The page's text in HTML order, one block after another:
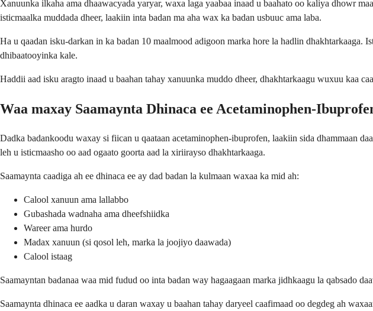
Xanuunka ilkaha ama dhaawacyada yaryar, waxa laga yaabaa inaad u baahato oo kaliya dhowr
isticmaalka muddada dheer, laakiin inta badan ma aha wax ka badan usbuuc ama laba.
Ha u qaadan isku-darkan in ka badan 10 maalmood adigoon marka hore la hadlin
dhibaatooyinka kale.
Haddii aad isku aragto inaad u baahan tahay xanuunka muddo dheer, dhakhtarkaagu wuxuu kaa
Waa maxay Saamaynta Dhinaca ee Acetaminophen-
Dadka badankoodu waxay si fiican u qaataan acetaminophen-ibuprofen, laakiin sida dhammaan
leh u isticmaasho oo aad ogaato goorta aad la xiriirayso dhakhtarkaaga.
Saamaynta caadiga ah ee dhinaca ee ay dad badan la kulmaan waxaa ka mid ah:
Calool xanuun ama lallabbo
Gubashada wadnaha ama dheefshiidka
Wareer ama hurdo
Madax xanuun (si qosol leh, marka la joojiyo daawada)
Calool istaag
Saamayntan badanaa waa mid fudud oo inta badan way hagaagaan marka jidhkaagu la qabsado
Saamaynta dhinaca ee aadka u daran waxay u baahan tahay daryeel caafimaad oo degdeg ah